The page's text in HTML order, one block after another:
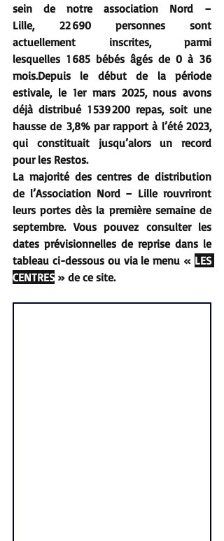
sein de notre association Nord –
Lille, 22 690 personnes sont
actuellement inscrites, parmi
lesquelles 1 685 bébés âgés de 0 à 36
mois.Depuis le début de la période
estivale, le 1er mars 2025, nous avons
déjà distribué 1 539 200 repas, soit une
hausse de 3,8% par rapport à l’été 2023,
qui constituait jusqu’alors un record
pour les Restos.
La majorité des centres de distribution
de l’Association Nord – Lille rouvriront
leurs portes dès la première semaine de
septembre. Vous pouvez consulter les
dates prévisionnelles de reprise dans le
tableau ci-dessous ou via le menu « LES
CENTRES » de ce site.